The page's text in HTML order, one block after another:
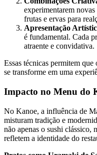
experimentarem
frutas e ervas para
Apresentação
é fundamental. Cada
atraente e convidativa.
Essas técnicas permitem
se transforme em uma
Impacto no Menu do
No Kanoe, a influência de
misturam tradição e
não apenas o sushi clássico,
refletem a identidade do